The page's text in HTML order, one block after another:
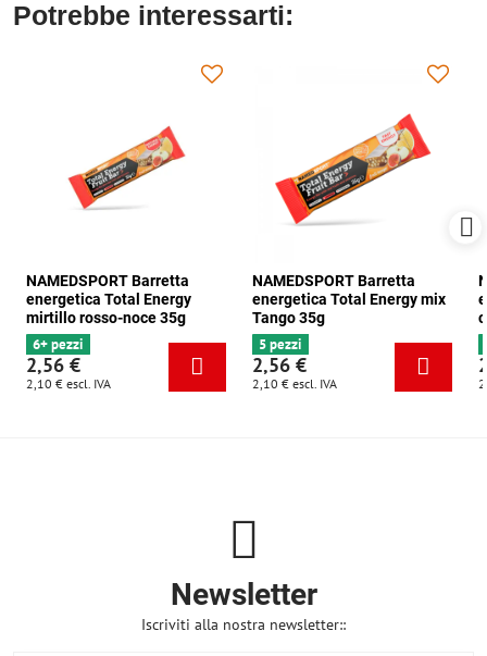
Potrebbe interessarti:
NAMEDSPORT Barretta
energetica Total Energy
mirtillo rosso-noce 35g
6+ pezzi
2,56 €
2,10 € escl. IVA
NAMEDSPORT Barretta
energetica Total Energy mix
Tango 35g
5 pezzi
2,56 €
2,10 € escl. IVA
Newsletter
Iscriviti alla nostra newsletter::